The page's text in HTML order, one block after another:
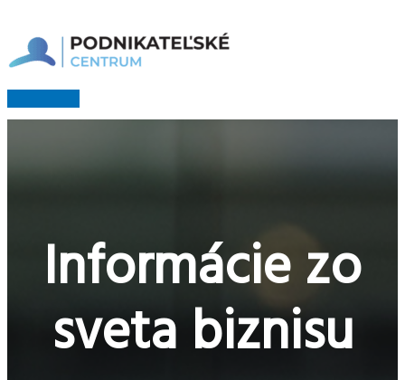
obsah
Hlavné
Menu
Informácie zo
sveta biznisu